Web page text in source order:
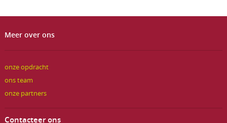
Meer over ons
onze opdracht
ons team
onze partners
Contacteer ons